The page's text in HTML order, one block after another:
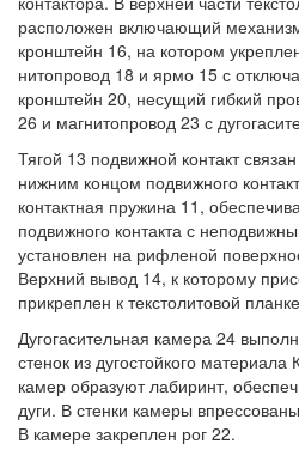
расположен включающий
кронштейн 16, на котором
нитопровод 18 и ярмо 15 с
кронштейн 20, несущий гибкий
26 и магнитопровод 23 с
Тягой 13 подвижной контакт
нижним концом подвижного
контактная пружина 11,
подвижного контакта с
установлен на рифленой
Верхний вывод 14, к которому
прикреплен к текстолитовой
Дугогасительная камера 24
стенок из дугостойкого
камер образуют лабиринт,
дуги. В стенки камеры
В камере закреплен рог 22.